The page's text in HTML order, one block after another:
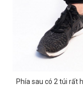
Phía sau có 2 túi rất